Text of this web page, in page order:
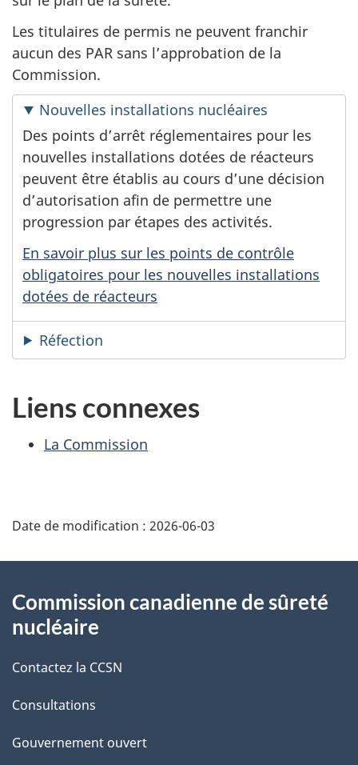
Les titulaires de permis ne peuvent franchir
aucun des PAR sans l’approbation de la
Commission.
Nouvelles installations nucléaires
Des points d’arrêt réglementaires pour les
nouvelles installations dotées de réacteurs
peuvent être établis au cours d’une décision
d’autorisation afin de permettre une
progression par étapes des activités.
En savoir plus sur les points de contrôle
obligatoires pour les nouvelles installations
dotées de réacteurs
Réfection
Liens connexes
La Commission
é
a
i
l
s
d
Date de modification : 2026-06-03
propos
ce
site
Commission canadienne de sûreté
nucléaire
Contactez la CCSN
Consultations
Gouvernement ouvert